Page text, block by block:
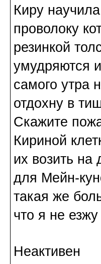
Киру
проволоку
резинкой
умудряются
самого утра
отдохну в
Скажите
Кириной
их возить
для Мейн-
такая же
что я не
Неактивен